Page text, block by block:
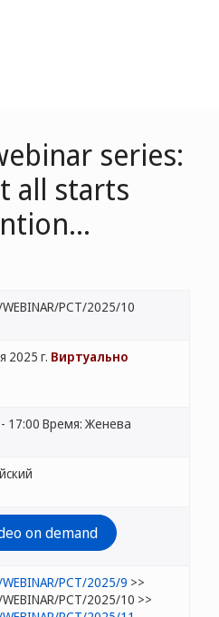
series:
all starts
PCT/2025/10
2025 г. Виртуально
17:00 Время: Женева
on demand
PCT/2025/9 >>
PCT/2025/10 >>